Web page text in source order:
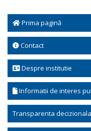
Prima pagină
Contact
Despre institutie
Informatii de interes
Transparenta decizionala